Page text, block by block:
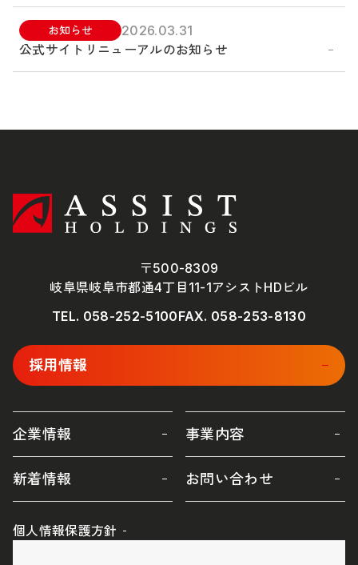
お知らせ
2026.03.31
公式サイトリニューアルのお知らせ
〒500-8309
岐阜県岐阜市都通4丁目11-1アシストHDビル
TEL. 058-252-5100FAX. 058-253-8130
採用情報
企業情報 事業内容
新着情報 お問い合わせ
個人情報保護方針